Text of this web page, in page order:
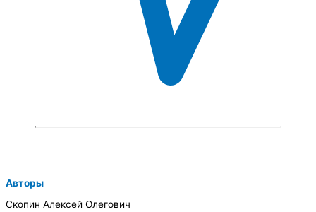
Авторы
Скопин Алексей Олегович